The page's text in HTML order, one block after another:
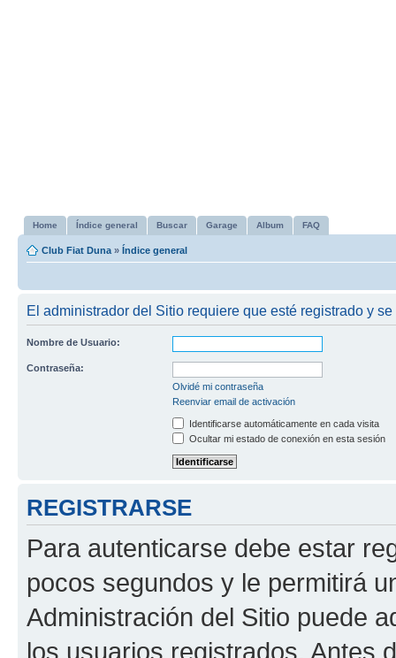
Home Índice general Buscar Garage Album FAQ
Club Fiat Duna » Índice general
El administrador del Sitio requiere que esté registrado y
Nombre de Usuario:
Contraseña:
Olvidé mi contraseña
Reenviar email de activación
Identificarse automáticamente en cada visita
Ocultar mi estado de conexión en esta sesión
REGISTRARSE
Para autenticarse debe estar
pocos segundos y le permitirá
Administración del Sitio puede
los usuarios registrados. Antes